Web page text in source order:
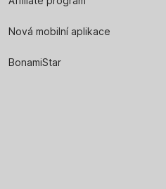
Nová mobilní aplikace
BonamiStar